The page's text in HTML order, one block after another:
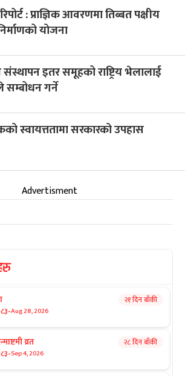
: प्राज्ञिक आवरणमा तिब्बत पक्षीय
योजना
इतर समूहको राष्ट्रिय भेलालाई
सम्बोधन गर्ने
स्वायत्ततामा सरकारको उपहास
Advertisment
-Aug 28, 2026
२१ दिन बाँकी
व्रत
-Sep 4, 2026
२८ दिन बाँकी